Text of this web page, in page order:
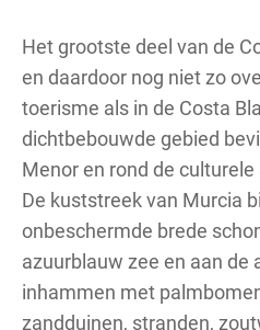
Het grootste deel van de
en daardoor nog niet zo
toerisme als in de Costa
dichtbebouwde gebied
Menor en rond de
De kuststreek van Murcia
onbeschermde brede
azuurblauw zee en aan de
inhammen met
zandduinen, stranden,